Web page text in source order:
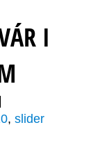
I
, slider